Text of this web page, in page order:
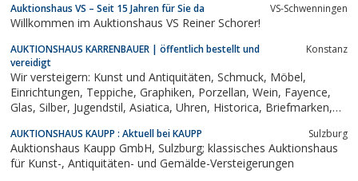
Auktionshaus VS – Seit 15 Jahren für Sie da VS-Schwenningen
Willkommen im Auktionshaus VS Reiner Schorer!
AUKTIONSHAUS KARRENBAUER | öffentlich bestellt und
vereidigt
Konstanz
Wir versteigern: Kunst und Antiquitäten, Schmuck, Möbel,
Einrichtungen, Teppiche, Graphiken, Porzellan, Wein, Fayence,
Glas, Silber, Jugendstil, Asiatica, Uhren, Historica, Briefmarken,
AUKTIONSHAUS KAUPP : Aktuell bei KAUPP Sulzburg
Auktionshaus Kaupp GmbH, Sulzburg; klassisches Auktionshaus
für Kunst-, Antiquitäten- und Gemälde-Versteigerungen